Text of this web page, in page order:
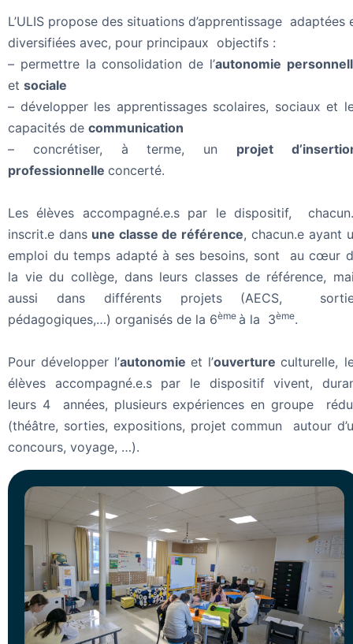
L’ULIS propose des situations d’apprentissage adaptées
diversifiées avec, pour principaux objectifs :
– permettre la consolidation de l’autonomie
et sociale
– développer les apprentissages scolaires, sociaux et
capacités de communication
– concrétiser, à terme, un projet
professionnelle concerté.
Les élèves accompagné.e.s par le dispositif,
inscrit.e dans une classe de référence, chacun.e ayant
emploi du temps adapté à ses besoins, sont au cœur
la vie du collège, dans leurs classes de référence,
aussi dans différents projets (AECS,
pédagogiques,…) organisés de la 6ème à la 3ème.
Pour développer l’autonomie et l’ouverture culturelle,
élèves accompagné.e.s par le dispositif vivent,
leurs 4 années, plusieurs expériences en groupe
(théâtre, sorties, expositions, projet commun autour
concours, voyage, …).